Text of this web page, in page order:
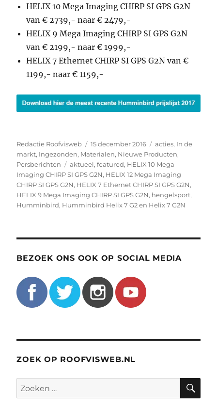
HELIX 10 Mega Imaging CHIRP SI GPS G2N
van € 2739,- naar € 2479,-
HELIX 9 Mega Imaging CHIRP SI GPS G2N
van € 2199,- naar € 1999,-
HELIX 7 Ethernet CHIRP SI GPS G2N van €
1199,- naar € 1159,-
Auteur
Redactie Roofvisweb
Geplaatst
op
15 december 2016 Categorieën
acties, In de
markt, Ingezonden, Materialen, Nieuwe Producten,
Persberichten
Tags
aktueel,featured, HELIX 10 Mega
Imaging CHIRP SI GPS G2N, HELIX 12 Mega Imaging
CHIRP SI GPS G2N, HELIX 7 Ethernet CHIRP SI GPS G2N,
HELIX 9 Mega Imaging CHIRP SI GPS G2N, hengelsport,
Humminbird, Humminbird Helix 7 G2 en Helix 7 G2N
BEZOEK ONS OOK OP SOCIAL MEDIA
ZOEK OP ROOFVISWEB.NL
Zoeken
naar: